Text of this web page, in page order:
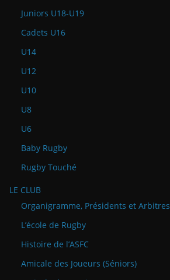
Juniors U18-U19
Cadets U16
U14
U12
U10
U8
U6
Baby Rugby
Rugby Touché
LE CLUB
Organigramme, Présidents et Arbitres
L’école de Rugby
Histoire de l’ASFC
Amicale des Joueurs (Séniors)